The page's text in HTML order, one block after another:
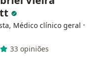
Médico clínico geral ·
33 opiniões